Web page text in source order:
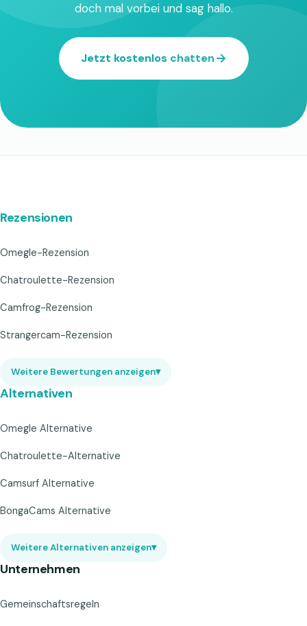
doch mal vorbei und sag hallo.
Jetzt kostenlos chatten
Rezensionen
Omegle-Rezension
Chatroulette-Rezension
Camfrog-Rezension
Strangercam-Rezension
Weitere Bewertungen anzeigen▾
Alternativen
Omegle Alternative
Chatroulette-Alternative
Camsurf Alternative
BongaCams Alternative
Weitere Alternativen anzeigen▾
Unternehmen
Gemeinschaftsregeln